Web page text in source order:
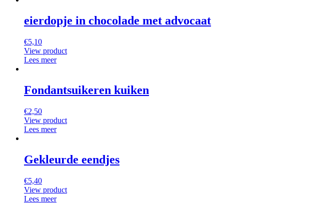
eierdopje in chocolade met advocaat
€5,10
View product
Lees meer
Fondantsuikeren kuiken
€2,50
View product
Lees meer
Gekleurde eendjes
€5,40
View product
Lees meer